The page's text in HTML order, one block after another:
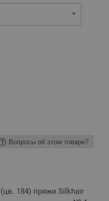
Вопросы об этом товаре?
184) пряжи Silkhair